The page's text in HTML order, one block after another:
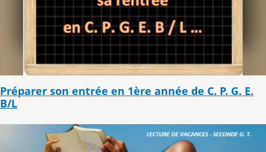
Préparer son entrée en 1ère année de C. P. G. E.
B/L